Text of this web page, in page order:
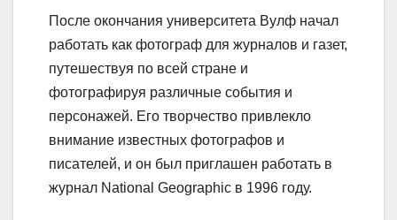
После окончания университета Вулф начал
работать как фотограф для журналов и газет,
путешествуя по всей стране и
фотографируя различные события и
персонажей. Его творчество привлекло
внимание известных фотографов и
писателей, и он был приглашен работать в
журнал National Geographic в 1996 году.